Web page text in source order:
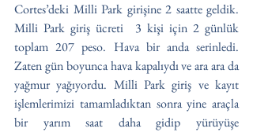
Cortes’deki Milli Park girişine 2 saatte geldik.
Milli Park giriş ücreti  3 kişi için 2 günlük
toplam 207 peso. Hava bir anda serinledi.
Zaten gün boyunca hava kapalıydı ve ara ara da
yağmur yağıyordu. Milli Park giriş ve kayıt
işlemlerimizi tamamladıktan sonra yine araçla
bir yarım saat daha gidip yürüyüşe